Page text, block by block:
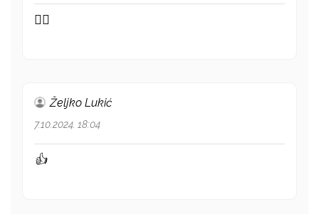
👍🏻
Željko Lukić
7.10.2024. 18:04
👍